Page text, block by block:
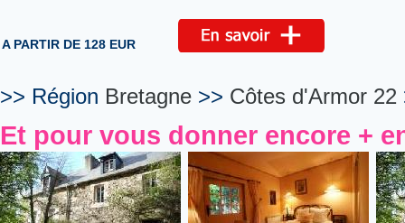
A PARTIR DE 128 EUR
>> Région Bretagne >> Côtes d'Armor 22
Et pour vous donner encore +